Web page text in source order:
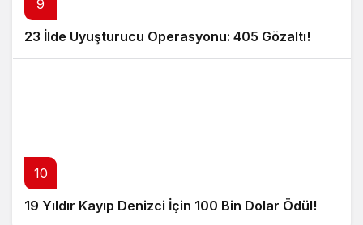
9
23 İlde Uyuşturucu Operasyonu: 405 Gözaltı!
10
19 Yıldır Kayıp Denizci İçin 100 Bin Dolar Ödül!